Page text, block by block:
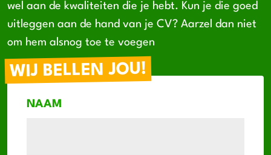
wel aan de kwaliteiten die je hebt. Kun je die goed
uitleggen aan de hand van je CV? Aarzel dan niet
om hem alsnog toe te voegen
WIJ BELLEN JOU!
NAAM